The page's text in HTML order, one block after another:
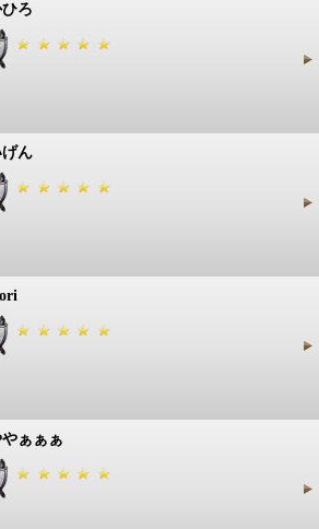
ろ
ん
ぁぁぁ